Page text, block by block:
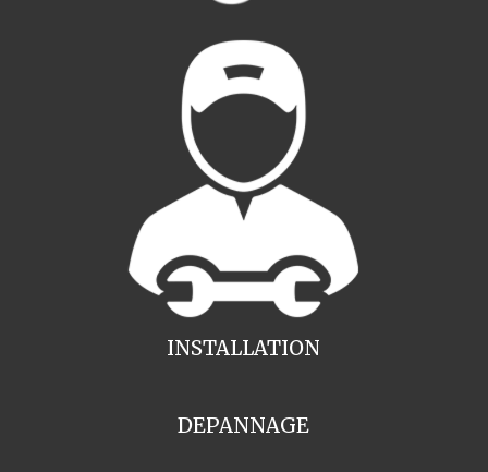
INSTALLATION
DEPANNAGE